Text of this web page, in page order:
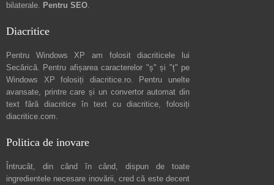
bilaterale. Pentru SEO.
Diacritice
Pentru Windows XP am folosit diacriticele lui
Secărică. Pentru afișarea caracterelor "ș" și "ț" pe
Windows XP folosiți diacritice.ro. Pentru unelte
avansate, printre care și un convertor automat din
text fără diacritice în text cu diacritice, folosiți
diacritice.com.
Politica de inovare
Întrucât, din când în când, dispun de toate
ingredientele necesare inovării, cred că este decent